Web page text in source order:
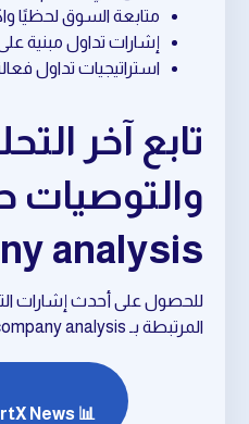
متابعة السوق لحظيًا
إشارات تداول مبنية على
استراتيجيات تداول
تابع آخر
والتوصيات
analysis
للحصول على أحدث إشارات
المرتبطة بـ company analysis، تابع قناة الأخبار الخاصة بنا:
📊 SmartChartX News